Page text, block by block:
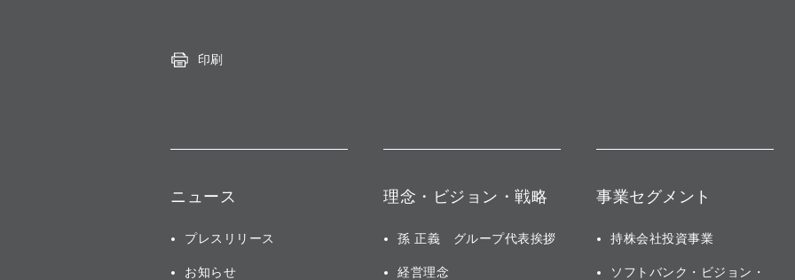
印刷
ニュース
プレスリリース
お知らせ
理念・ビジョン・戦略
孫 正義 グループ代表挨拶
経営理念
事業セグメント
持株会社投資事業
ソフトバンク・ビジョン・